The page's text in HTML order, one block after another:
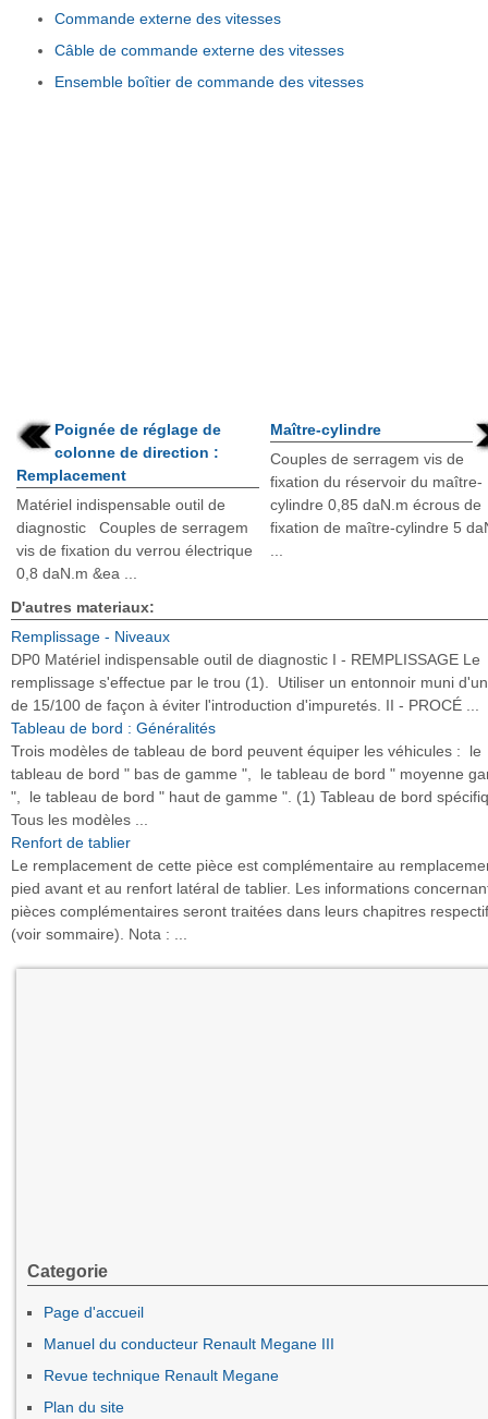
Commande externe des vitesses
Câble de commande externe des vitesses
Ensemble boîtier de commande des vitesses
Poignée de réglage de
colonne de direction :
Remplacement
Matériel indispensable outil de
diagnostic Couples de serragem
vis de fixation du verrou électrique
0,8 daN.m &ea ...
Maître-cylindre
Couples de serragem vis de
fixation du réservoir du maître-
cylindre 0,85 daN.m écrous de
fixation de maître-cylindre 5
D'autres materiaux:
Remplissage - Niveaux
DP0 Matériel indispensable outil de diagnostic I - REMPLISSAGE Le
remplissage s'effectue par le trou (1). Utiliser un entonnoir muni
de 15/100 de façon à éviter l'introduction d'impuretés. II - PROCÉ ...
Tableau de bord : Généralités
Trois modèles de tableau de bord peuvent équiper les véhicules : le
tableau de bord " bas de gamme ", le tableau de bord " moyenne
", le tableau de bord " haut de gamme ". (1) Tableau de bord
Tous les modèles ...
Renfort de tablier
Le remplacement de cette pièce est complémentaire au
pied avant et au renfort latéral de tablier. Les informations
pièces complémentaires seront traitées dans leurs chapitres
(voir sommaire). Nota : ...
Categorie
Page d'accueil
Manuel du conducteur Renault Megane III
Revue technique Renault Megane
Plan du site